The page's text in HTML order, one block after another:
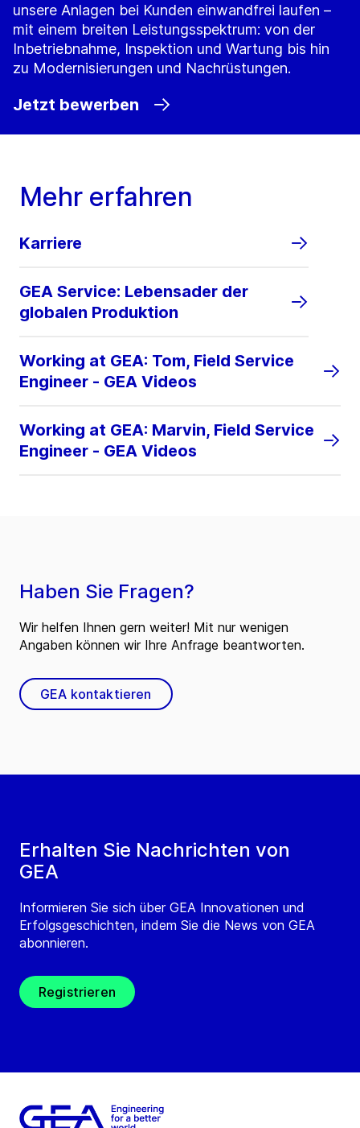
unsere Anlagen bei Kunden einwandfrei laufen –
mit einem breiten Leistungsspektrum: von der
Inbetriebnahme, Inspektion und Wartung bis hin
zu Modernisierungen und Nachrüstungen.
Jetzt bewerben
Mehr erfahren
Karriere
GEA Service: Lebensader der
globalen Produktion
Working at GEA: Tom, Field Service
Engineer - GEA Videos
Working at GEA: Marvin, Field Service
Engineer - GEA Videos
Erhalten Sie Nachrichten von
GEA
Informieren Sie sich über GEA Innovationen und
Erfolgsgeschichten, indem Sie die News von GEA
abonnieren.
Registrieren
Haben Sie Fragen?
Wir helfen Ihnen gern weiter! Mit nur wenigen
Angaben können wir Ihre Anfrage beantworten.
GEA kontaktieren